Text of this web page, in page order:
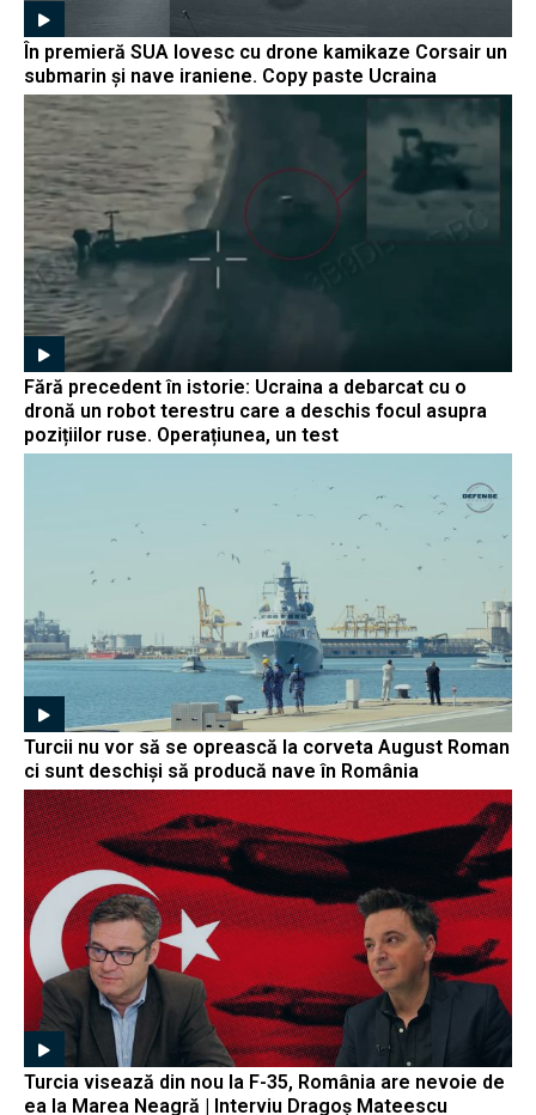
În premieră SUA lovesc cu drone kamikaze Corsair un
submarin și nave iraniene. Copy paste Ucraina
Fără precedent în istorie: Ucraina a debarcat cu o
dronă un robot terestru care a deschis focul asupra
pozițiilor ruse. Operațiunea, un test
Turcii nu vor să se oprească la corveta August Roman
ci sunt deschiși să producă nave în România
Turcia visează din nou la F-35, România are nevoie de
ea la Marea Neagră | Interviu Dragoș Mateescu